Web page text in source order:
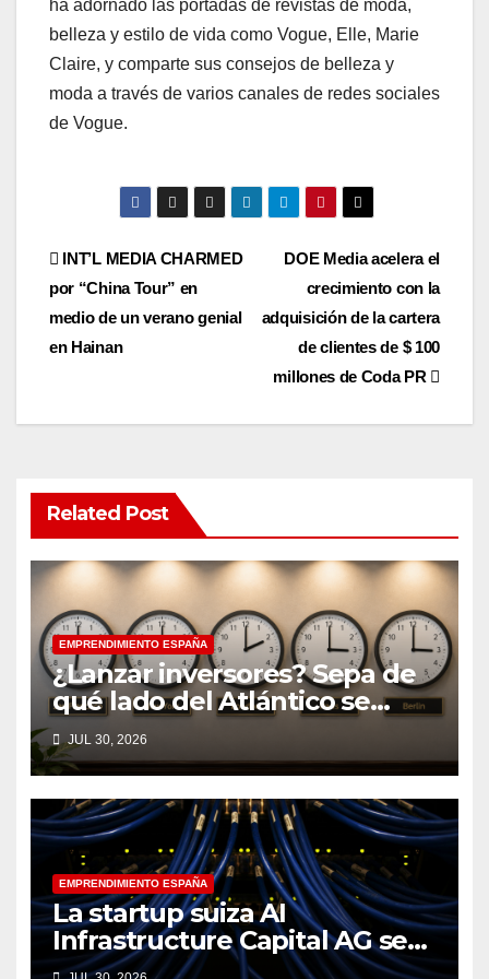
ha adornado las portadas de revistas de moda,
belleza y estilo de vida como Vogue, Elle, Marie
Claire, y comparte sus consejos de belleza y
moda a través de varios canales de redes sociales
de Vogue.
Post
navigation
DOE Media acelera el
crecimiento con la
adquisición de la cartera
de clientes de $ 100
millones de Coda PR
INT’L MEDIA CHARMED
por “China Tour” en
medio de un verano genial
en Hainan
Related Post
EMPRENDIMIENTO ESPAÑA
¿Lanzar inversores? Sepa de
qué lado del Atlántico se
encuentra
JUL 30, 2026
EMPRENDIMIENTO ESPAÑA
La startup suiza AI
Infrastructure Capital AG se
lanza con 16 millones de